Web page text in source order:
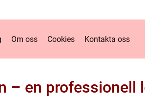
Om oss Cookies Kontakta oss
– en professionell